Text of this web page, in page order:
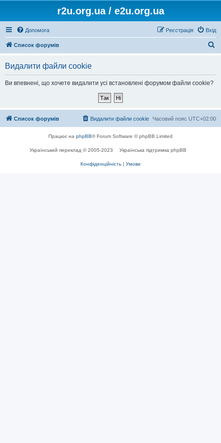
r2u.org.ua / e2u.org.ua
Допомога Вхід
Реєстрація
Список форумів
Видалити файли cookie
Ви впевнені, що хочете видалити усі встановлені форумом файли cookie?
Список форумів Часовий пояс UTC+02:00
Видалити файли cookie
Працює на phpBB® Forum Software © phpBB Limited
Український переклад © 2005-2023 Українська підтримка phpBB
Конфіденційність | Умови